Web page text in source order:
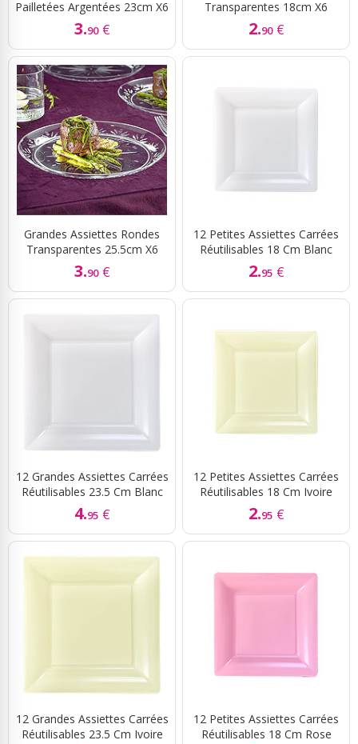
Pailletées Argentées 23cm X6
3.90 €
Transparentes 18cm X6
2.90 €
Grandes Assiettes Rondes
Transparentes 25.5cm X6
3.90 €
12 Petites Assiettes Carrées
Réutilisables 18 Cm Blanc
2.95 €
12 Grandes Assiettes Carrées
Réutilisables 23.5 Cm Blanc
4.95 €
12 Petites Assiettes Carrées
Réutilisables 18 Cm Ivoire
2.95 €
12 Grandes Assiettes Carrées
Réutilisables 23.5 Cm Ivoire
12 Petites Assiettes Carrées
Réutilisables 18 Cm Rose